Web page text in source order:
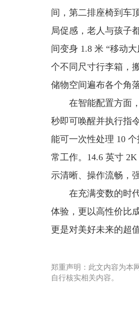
间，第二排座椅到车
局促感，老人与孩子
间变身 1.8 米 “移动
个不同尺寸行李箱，
储物空间遍布各个角
在智能配置方面
秒即可唤醒并执行指
能可一次性处理 10
常工作。14.6 英寸
示清晰、操作流畅，
在充满变数的时
体验，更以高性价比
更是对美好未来的超
郑重声明：此文内容为本
自行核实相关内容。